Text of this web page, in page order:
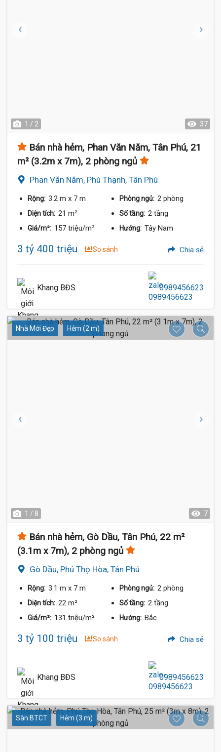
1 / 2 37
Bán nhà hẻm, Phan Văn Năm, Tân Phú, 21
m² (3.2m x 7m), 2 phòng ngủ
Phan Văn Năm, Phú Thạnh, Tân Phú
Rộng: 3.2 m x 7 m Phòng ngủ: 2 phòng
Diện tích: 21 m² Số tầng: 2 tầng
Giá/m²: 157 triệu/m² Hướng: Tây Nam
3 tỷ 400 triệu So sánh Chia sẻ
Khang BĐS 0989456623
Nhà Mới Đẹp Hẻm (2 m)
1 / 8 7
Bán nhà hẻm, Gò Dầu, Tân Phú, 22 m²
(3.1m x 7m), 2 phòng ngủ
Gò Dầu, Phú Thọ Hòa, Tân Phú
Rộng: 3.1 m x 7 m Phòng ngủ: 2 phòng
Diện tích: 22 m² Số tầng: 2 tầng
Giá/m²: 131 triệu/m² Hướng: Bắc
3 tỷ 100 triệu So sánh Chia sẻ
Khang BĐS 0989456623
Sàn BTCT Hẻm (3 m)